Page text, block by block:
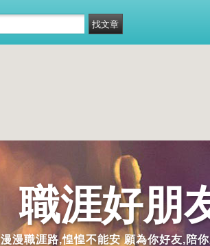
職涯好朋
漫漫職涯路,惶惶不能安 願為你好友,陪